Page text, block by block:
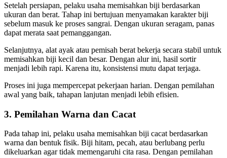
Setelah persiapan, pelaku usaha memisahkan biji berdasarkan
ukuran dan berat. Tahap ini bertujuan menyamakan karakter biji
sebelum masuk ke proses sangrai. Dengan ukuran seragam, panas
dapat merata saat pemanggangan.
Selanjutnya, alat ayak atau pemisah berat bekerja secara stabil untuk
memisahkan biji kecil dan besar. Dengan alur ini, hasil sortir
menjadi lebih rapi. Karena itu, konsistensi mutu dapat terjaga.
Proses ini juga mempercepat pekerjaan harian. Dengan pemilahan
awal yang baik, tahapan lanjutan menjadi lebih efisien.
3. Pemilahan Warna dan Cacat
Pada tahap ini, pelaku usaha memisahkan biji cacat berdasarkan
warna dan bentuk fisik. Biji hitam, pecah, atau berlubang perlu
dikeluarkan agar tidak memengaruhi cita rasa. Dengan pemilahan